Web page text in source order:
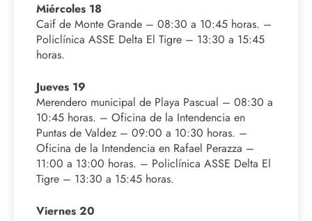
Miércoles 18
Caif de Monte Grande – 08:30 a 10:45 horas. –
Policlínica ASSE Delta El Tigre – 13:30 a 15:45
horas.
Jueves 19
Merendero municipal de Playa Pascual – 08:30 a
10:45 horas. – Oficina de la Intendencia en
Puntas de Valdez – 09:00 a 10:30 horas. –
Oficina de la Intendencia en Rafael Perazza –
11:00 a 13:00 horas. – Policlínica ASSE Delta El
Tigre – 13:30 a 15:45 horas.
Viernes 20